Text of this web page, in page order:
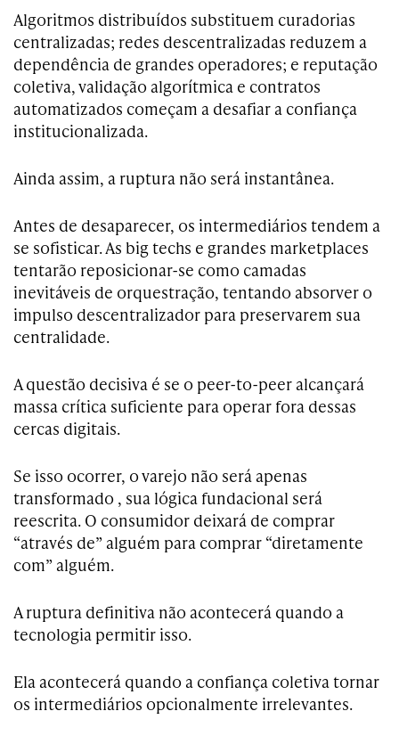
Algoritmos distribuídos substituem curadorias
centralizadas; redes descentralizadas reduzem a
dependência de grandes operadores; e reputação
coletiva, validação algorítmica e contratos
automatizados começam a desafiar a confiança
institucionalizada.
Ainda assim, a ruptura não será instantânea.
Antes de desaparecer, os intermediários tendem a
se sofisticar. As big techs e grandes marketplaces
tentarão reposicionar-se como camadas
inevitáveis de orquestração, tentando absorver o
impulso descentralizador para preservarem sua
centralidade.
A questão decisiva é se o peer-to-peer alcançará
massa crítica suficiente para operar fora dessas
cercas digitais.
Se isso ocorrer, o varejo não será apenas
transformado , sua lógica fundacional será
reescrita. O consumidor deixará de comprar
“através de” alguém para comprar “diretamente
com” alguém.
A ruptura definitiva não acontecerá quando a
tecnologia permitir isso.
Ela acontecerá quando a confiança coletiva tornar
os intermediários opcionalmente irrelevantes.